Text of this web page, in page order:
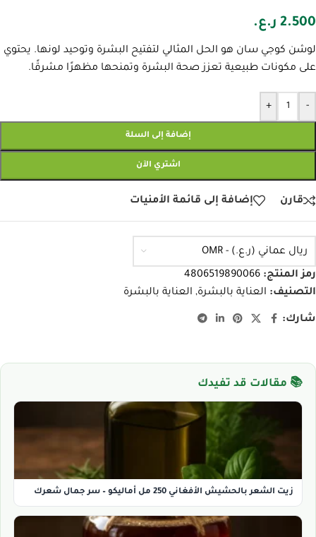
2.500 ر.ع.
لوشن كوجي سان هو الحل المثالي لتفتيح البشرة وتوحيد لونها. يحتوي
على مكونات طبيعية تعزز صحة البشرة وتمنحها مظهرًا مشرقًا.
-
+
إضافة إلى السلة
اشتري الآن
قارن إضافة إلى قائمة الأمنيات
ريال عماني (ر.ع.) - OMR
رمز المنتج: 4806519890066
التصنيف: العناية بالبشرة, العناية بالبشرة
شارك:
📚 مقالات قد تفيدك
زيت الشعر بالحشيش الأفغاني 250 مل أماليكو – سر جمال شعرك